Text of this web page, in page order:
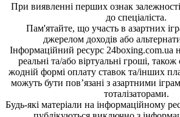
При виявленні перших ознак
до спеціаліста.
Пам'ятайте, що участь в азартних
джерелом доходів або
Інформаційний ресурс 24boxing.com.ua
реальні та/або віртуальні гроші,
жодній формі оплату ставок та/інших
можуть бути пов’язані з азартними
тоталізаторами.
Будь-які матеріали на інформаційному